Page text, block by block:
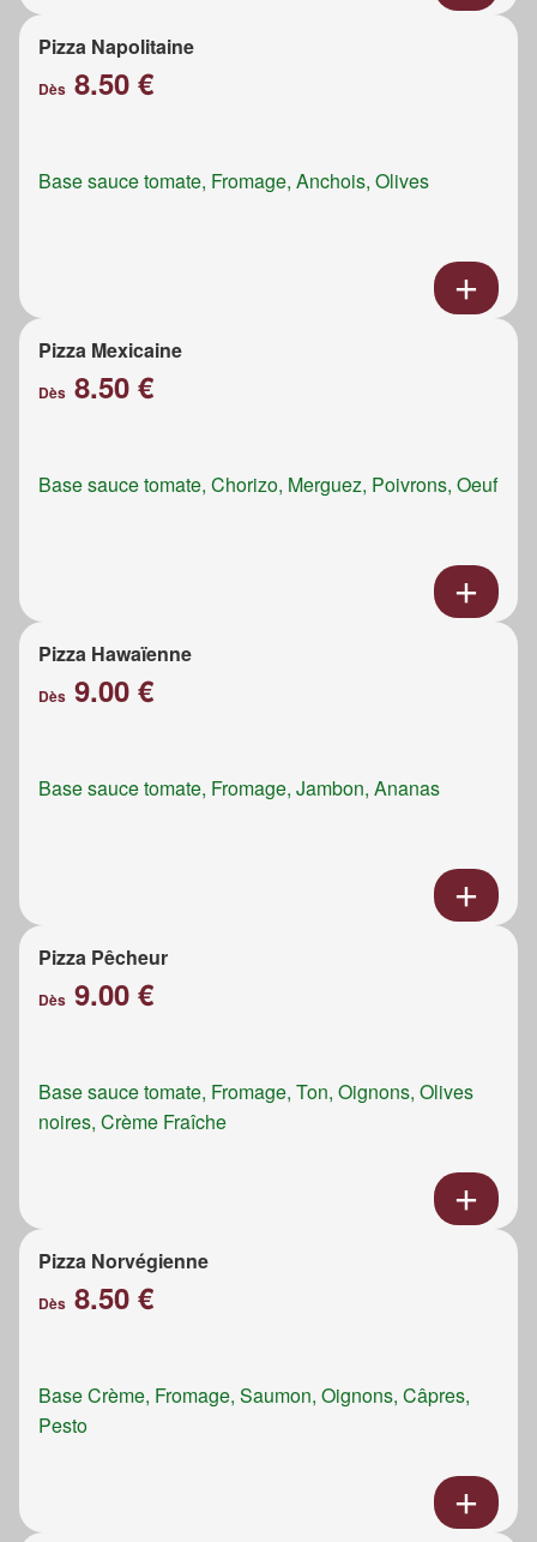
Pizza Napolitaine
Dès 8.50 €
Base sauce tomate, Fromage, Anchois, Olives
Pizza Mexicaine
Dès 8.50 €
Base sauce tomate, Chorizo, Merguez, Poivrons, Oeuf
Pizza Hawaïenne
Dès 9.00 €
Base sauce tomate, Fromage, Jambon, Ananas
Pizza Pêcheur
Dès 9.00 €
Base sauce tomate, Fromage, Ton, Oignons, Olives
noires, Crème Fraîche
Pizza Norvégienne
Dès 8.50 €
Base Crème, Fromage, Saumon, Oignons, Câpres,
Pesto